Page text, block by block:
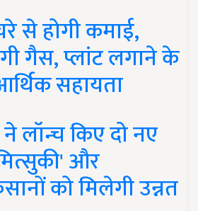
से होगी कमाई,
गैस, प्लांट लगाने के
सहायता
लॉन्च किए दो नए
और
को मिलेगी उन्नत